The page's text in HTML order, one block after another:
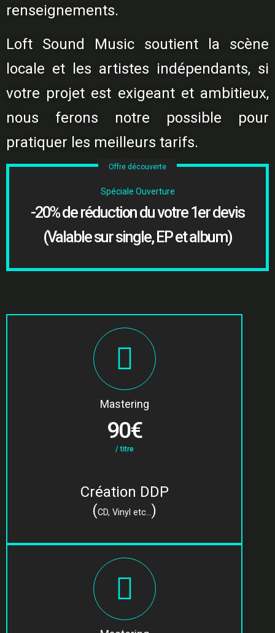
renseignements.
Loft Sound Music soutient la scène
locale et les artistes indépendants, si
votre projet est exigeant et ambitieux,
nous ferons notre possible pour
pratiquer les meilleurs tarifs.
Offre découverte
Spéciale Ouverture
-20% de réduction du votre 1er devis
(Valable sur single, EP et album)
Mastering
90€
/ titre
Création DDP
(CD, Vinyl etc... )